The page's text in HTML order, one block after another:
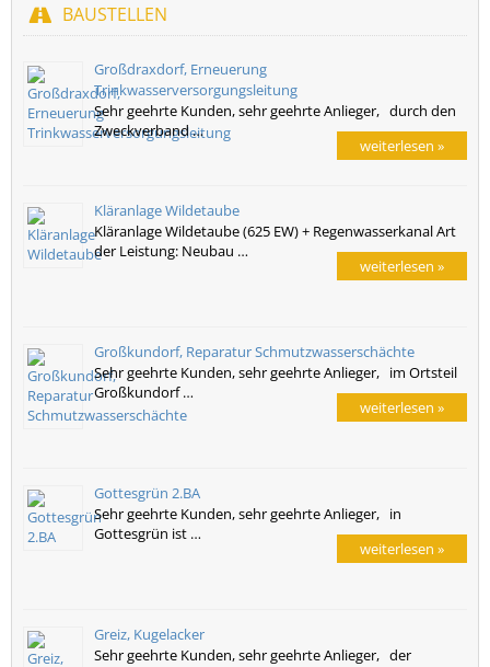
BAUSTELLEN
Großdraxdorf, Erneuerung
Trinkwasserversorgungsleitung
Sehr geehrte Kunden, sehr geehrte Anlieger, durch den
Zweckverband …
weiterlesen »
Kläranlage Wildetaube
Kläranlage Wildetaube (625 EW) + Regenwasserkanal Art
der Leistung: Neubau …
weiterlesen »
Großkundorf, Reparatur Schmutzwasserschächte
Sehr geehrte Kunden, sehr geehrte Anlieger, im Ortsteil
Großkundorf …
weiterlesen »
Gottesgrün 2.BA
Sehr geehrte Kunden, sehr geehrte Anlieger, in
Gottesgrün ist …
weiterlesen »
Greiz, Kugelacker
Sehr geehrte Kunden, sehr geehrte Anlieger, der